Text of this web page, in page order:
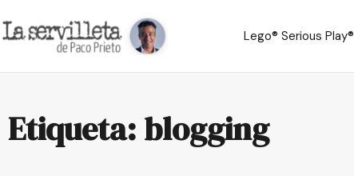
Lego® Serious Play®
Etiqueta: blogging